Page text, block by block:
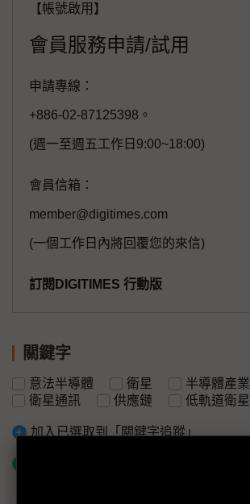
【帳號啟用】
會員服務申請/試用
申請專線：
+886-02-87125398。
(週一至週五工作日9:00~18:00)
會員信箱：
member@digitimes.com
(一個工作日內將回覆您的來信)
訂閱DIGITIMES 行動版
關鍵字
意法半導體 衛星
半導體產業
衛星通訊
供應鏈 低軌道衛星
加入已選取到「關鍵字追蹤」